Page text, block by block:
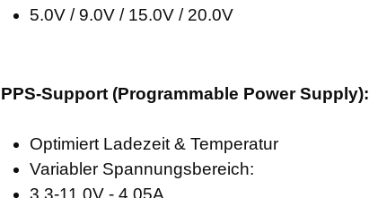
5.0V / 9.0V / 15.0V / 20.0V
PPS-Support (Programmable Power Supply):
Optimiert Ladezeit & Temperatur
Variabler Spannungsbereich:
3.3-11.0V - 4.05A